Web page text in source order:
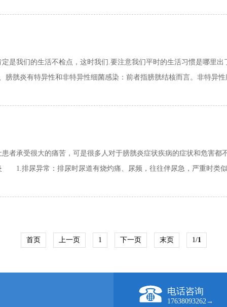
我们的生活不检点，这时我们.要注意我们平时的生活习惯是哪里出
有特异性和非特异性细菌感染：前者指膀胱结核而言。非特异性
承受很大的痛苦，可是很多人对于膀胱炎症状疾病的症状和危害都
排尿异常：排尿时尿道有烧灼痛、尿频，往往伴尿急，严重时类似
首页 上一页 1 下一页 末页 1/1
电话咨询
17638093262→